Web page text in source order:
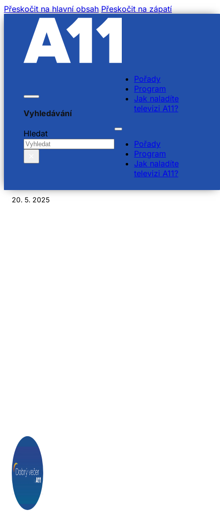
Přeskočit na hlavní obsah Přeskočit na zápatí
Vyhledávání
Hledat
Pořady
Program
Jak naladíte
televizi A11?
Pořady
Program
Jak naladíte
televizi A11?
Jana Mudráková, Alena
Doláková, Petr
Vondráček, Norbi Kovács
20. 5. 2025